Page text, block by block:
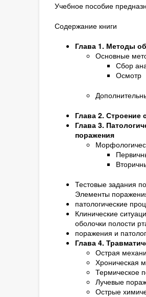
Учебное пособие
Содержание книги
Глава 1. Методы
Основные
Сбор
Осмотр
Глава 2. Строение
Глава 3.
поражения
Тестовые задания
Элементы
патологические
Клинические
оболочки полости
поражения и
Глава 4.
Острая
Хроническая
Термическое
Лучевые
Острые